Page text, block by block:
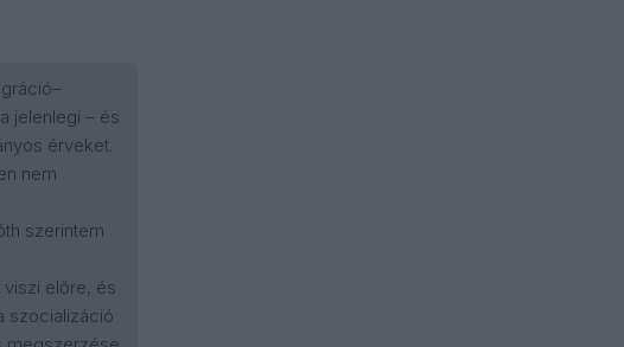
jelenlegi – és
érveket.
nem
szerintem
előre, és
szocializáció